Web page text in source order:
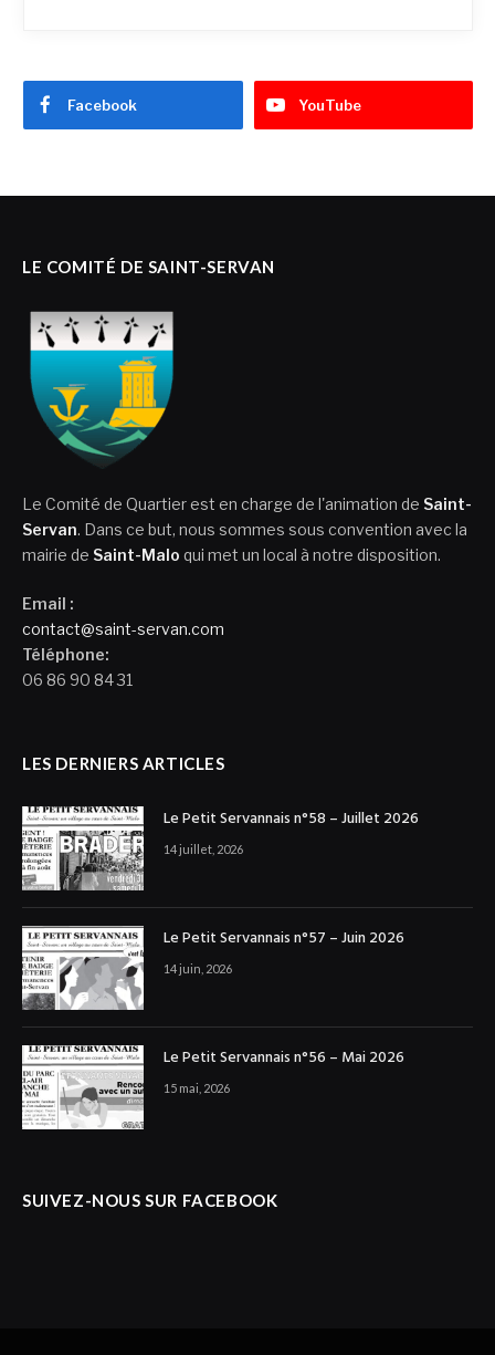
Facebook YouTube
LE COMITÉ DE SAINT-SERVAN
Le Comité de Quartier est en charge de l'animation de Saint-
Servan. Dans ce but, nous sommes sous convention avec la
mairie de Saint-Malo qui met un local à notre disposition.
Email :
contact@saint-servan.com
Téléphone:
06 86 90 84 31
LES DERNIERS ARTICLES
Le Petit Servannais n°58 – Juillet 2026
14 juillet, 2026
Le Petit Servannais n°57 – Juin 2026
14 juin, 2026
Le Petit Servannais n°56 – Mai 2026
15 mai, 2026
SUIVEZ-NOUS SUR FACEBOOK